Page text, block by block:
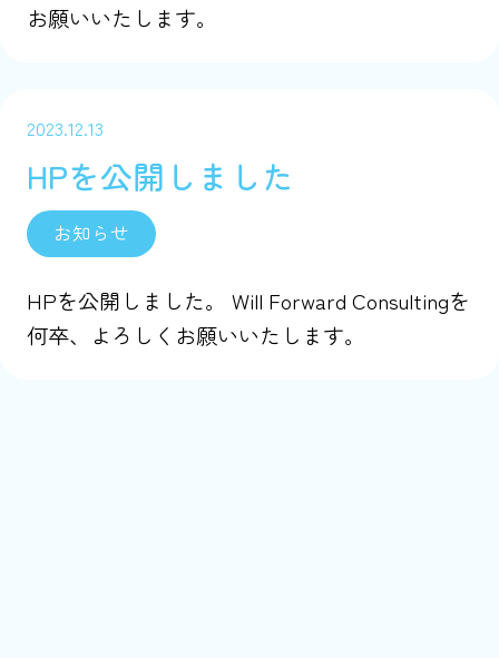
お願いいたします。
2023.12.13
HPを公開しました
お知らせ
HPを公開しました。 Will Forward Consultingを
何卒、よろしくお願いいたします。